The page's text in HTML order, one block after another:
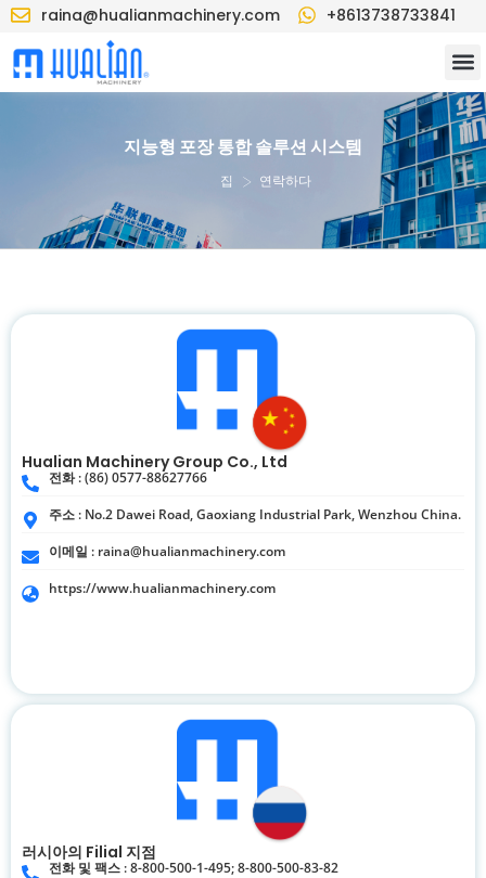
raina@hualianmachinery.com +8613738733841
지능형 포장 통합 솔루션 시스템
집 > 연락하다
Hualian Machinery Group Co., Ltd
전화 : (86) 0577-88627766
주소 : No.2 Dawei Road, Gaoxiang Industrial Park, Wenzhou China.
이메일 : raina@hualianmachinery.com
https://www.hualianmachinery.com
러시아의 Filial 지점
전화 및 팩스 : 8-800-500-1-495; 8-800-500-83-82